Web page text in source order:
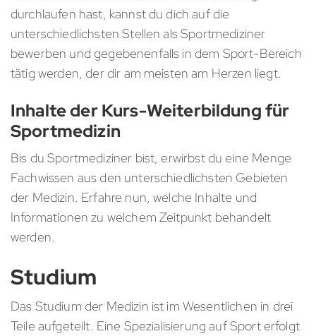
durchlaufen hast, kannst du dich auf die
unterschiedlichsten Stellen als Sportmediziner
bewerben und gegebenenfalls in dem Sport-Bereich
tätig werden, der dir am meisten am Herzen liegt.
Inhalte der Kurs-Weiterbildung für
Sportmedizin
Bis du Sportmediziner bist, erwirbst du eine Menge
Fachwissen aus den unterschiedlichsten Gebieten
der Medizin. Erfahre nun, welche Inhalte und
Informationen zu welchem Zeitpunkt behandelt
werden.
Studium
Das Studium der Medizin ist im Wesentlichen in drei
Teile aufgeteilt. Eine Spezialisierung auf Sport erfolgt